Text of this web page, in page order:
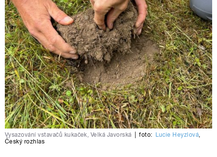
Vysazování vstavačů kukaček, Velká Javorská foto: Lucie Heyzlová,
Český rozhlas